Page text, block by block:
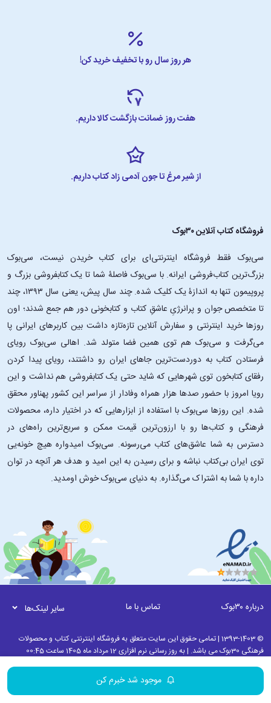
موجود شد خبرم کن
هر روز سال رو با تخفیف خرید کن!
هفت روز ضمانت بازگشت کالا داریم.
از شیر مرغ تا جون آدمی زاد کتاب داریم.
فروشگاه کتاب آنلاین ۳۰بوک
سی‌بوک فقط فروشگاه اینترنتی‌ای برای کتاب خریدن نیست، سی‌بوک
بزرگ‌ترین کتاب‌فروشی ایرانه. با سی‌بوک فاصلۀ شما تا یک کتابفروشی بزرگ و
پروپیمون تنها به اندازۀ یک کلیک شده. چند سال پیش، یعنی سال ۱۳۹۳، چند
تا متخصص جوان و پرانرژیِ عاشقِ کتاب و کتابخونی دور هم جمع شدند؛ اون‌
روزها خرید اینترنتی و سفارش آنلاین تازه‌تازه داشت بین کاربرهای ایرانی پا
می‌گرفت و سی‌بوک هم توی همین فضا متولد شد. اهالی سی‌بوک رویای
فرستادن کتاب به دوردست‌ترین جاهای ایران رو داشتند، رویای پیدا کردن
رفقای کتابخون توی شهرهایی که شاید حتی یک کتابفروشی هم نداشت و این
رویا امروز با حضور صدها هزار همراه وفادار از سراسر این کشور پهناور محقق
شده. این ‌روزها سی‌بوک با استفاده از ابزارهایی که در اختیار داره، محصولات
فرهنگی و کتاب‌ها رو با ارزون‌ترین قیمت ممکن و سریع‌ترین راه‌های در
دسترس به شما عاشق‌های کتاب می‌رسونه. سی‌بوک امیدواره هیچ خونه‌یی
توی ایران بی‌کتاب نباشه و برای رسیدن به این امید و هدف هر آنچه در توان
داره با شما به اشتراک می‌گذاره. به دنیای سی‌بوک خوش اومدید.
درباره ۳۰بوک تماس با ما سایر لینک‌ها
© 1393-1403 | تمامی حقوق این سایت متعلق به فروشگاه اینترنتی کتاب و محصولات
فرهنگی 30بوک می باشد. | به روز رسانی نرم افزاری 12 مرداد ماه 1405 ساعت 00:45